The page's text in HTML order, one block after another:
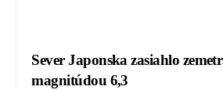
Sever Japonska zasiahlo
magnitúdou 6,3